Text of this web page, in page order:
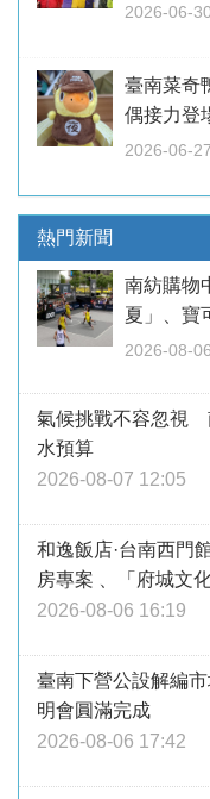
2026-06-
臺南菜奇
偶接力登
2026-06-
熱門新聞
南紡購物
夏」、寶
2026-08-
氣候挑戰不容忽視
水預算
2026-08-07 12:05
和逸飯店·台南西門
房專案 、「府城文
2026-08-06 16:19
臺南下營公設解編
明會圓滿完成
2026-08-06 17:42